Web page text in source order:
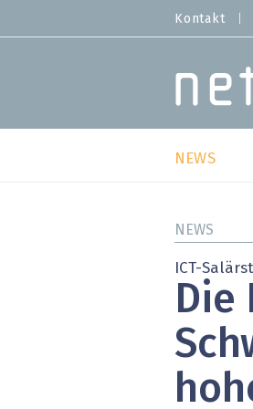
zum
MENU
Kontakt
MAIN
NEWS
NEWS
ICT-
Die